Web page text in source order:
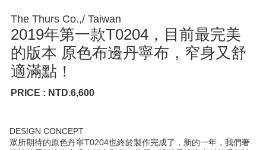
The Thurs Co.,/ Taiwan
2019年第一款T0204，目前最完美
的版本 原色布邊丹寧布，窄身又舒
適滿點！
PRICE : NTD.6,600
DESIGN CONCEPT
眾所期待的原色丹寧T0204也終於製作完成了，新的一年，我們奢